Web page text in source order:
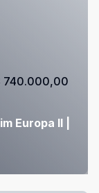
Europa II |
740.000,00